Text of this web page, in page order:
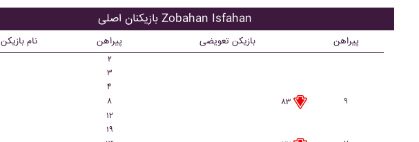
بازیکنان اصلی Zobahan Isfahan
نام بازیکن پیراهن بازیکن تعویضی پیراهن
۲
۳
۴
۸
۸۳
۹
۱۲
۱۹